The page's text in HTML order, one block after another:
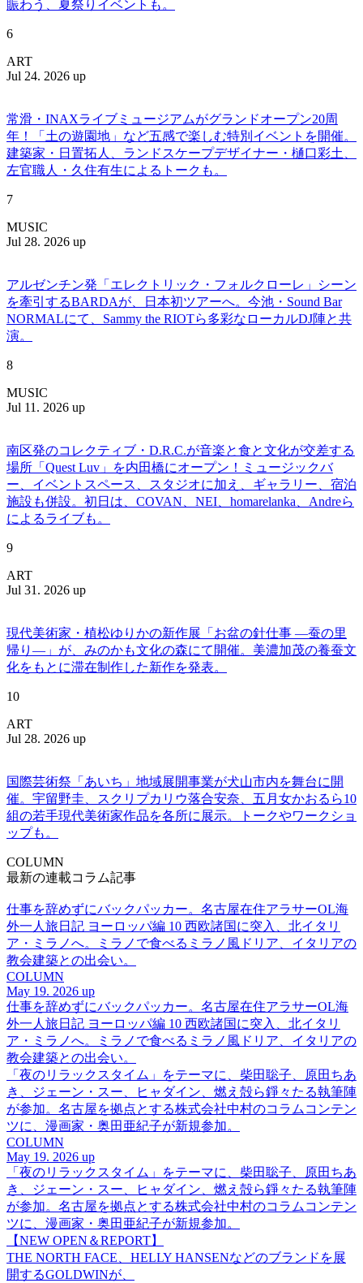
賑わう、夏祭りイベントも。
6
ART
Jul 24. 2026 up
常滑・INAXライブミュージアムがグランドオープン20周
年！「土の遊園地」など五感で楽しむ特別イベントを開催。
建築家・日置拓人、ランドスケープデザイナー・樋口彩土、
左官職人・久住有生によるトークも。
7
MUSIC
Jul 28. 2026 up
アルゼンチン発「エレクトリック・フォルクローレ」シーン
を牽引するBARDAが、日本初ツアーへ。今池・Sound Bar
NORMALにて、Sammy the RIOTら多彩なローカルDJ陣と共
演。
8
MUSIC
Jul 11. 2026 up
南区発のコレクティブ・D.R.C.が⾳楽と⾷と⽂化が交差する
場所「Quest Luv」を内田橋にオープン！ミュージックバ
ー、イベントスペース、スタジオに加え、ギャラリー、宿泊
施設も併設。初日は、COVAN、NEI、homarelanka、Andreら
によるライブも。
9
ART
Jul 31. 2026 up
現代美術家・植松ゆりかの新作展「お盆の針仕事 ―蚕の里
帰り―」が、みのかも文化の森にて開催。美濃加茂の養蚕文
化をもとに滞在制作した新作を発表。
10
ART
Jul 28. 2026 up
国際芸術祭「あいち」地域展開事業が犬山市内を舞台に開
催。宇留野圭、スクリプカリウ落合安奈、五月女かおるら10
組の若手現代美術家作品を各所に展示。トークやワークショ
ップも。
COLUMN
最新の連載コラム記事
仕事を辞めずにバックパッカー。名古屋在住アラサーOL海
外一人旅日記 ヨーロッパ編 10 西欧諸国に突入、北イタリ
ア・ミラノへ。ミラノで食べるミラノ風ドリア、イタリアの
教会建築との出会い。
COLUMN
May 19. 2026 up
仕事を辞めずにバックパッカー。名古屋在住アラサーOL海
外一人旅日記 ヨーロッパ編 10 西欧諸国に突入、北イタリ
ア・ミラノへ。ミラノで食べるミラノ風ドリア、イタリアの
教会建築との出会い。
「夜のリラックスタイム」をテーマに、柴田聡子、原田ちあ
き、ジェーン・スー、ヒャダイン、燃え殻ら錚々たる執筆陣
が参加。名古屋を拠点とする株式会社中村のコラムコンテン
ツに、漫画家・奥田亜紀子が新規参加。
COLUMN
May 19. 2026 up
「夜のリラックスタイム」をテーマに、柴田聡子、原田ちあ
き、ジェーン・スー、ヒャダイン、燃え殻ら錚々たる執筆陣
が参加。名古屋を拠点とする株式会社中村のコラムコンテン
ツに、漫画家・奥田亜紀子が新規参加。
【NEW OPEN＆REPORT】
THE NORTH FACE、HELLY HANSENなどのブランドを展
開するGOLDWINが、